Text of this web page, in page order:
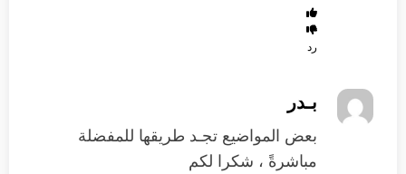
رد
بـدر
بعض المواضيع تجـد طريقها للمفضلة
مباشرةً ، شكرا لكم